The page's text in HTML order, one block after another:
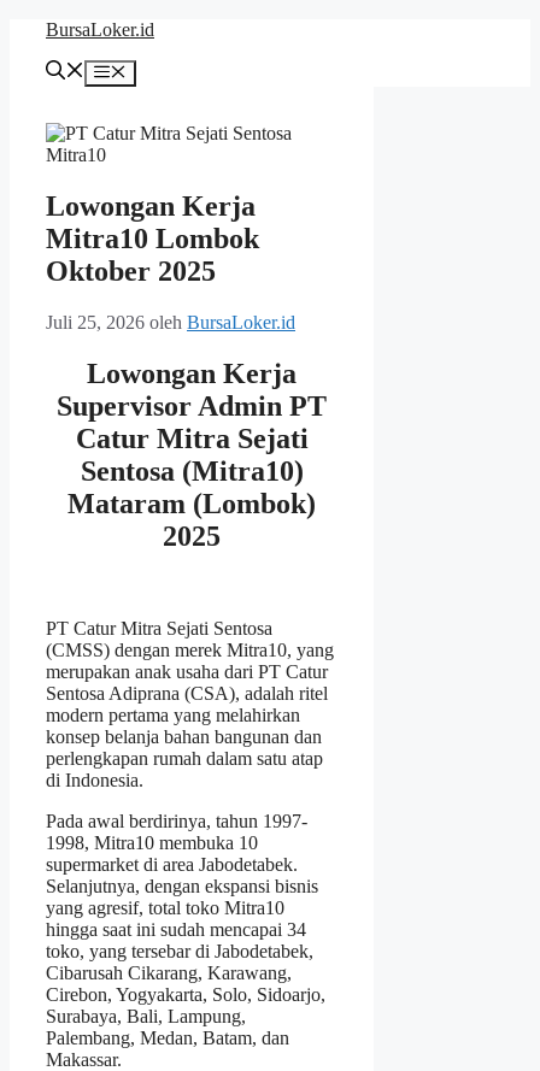
Langsung
BursaLoker.id
Menu
Lowongan Kerja
Mitra10 Lombok
Oktober 2025
Juli 25, 2026 oleh BursaLoker.id
Lowongan Kerja
Supervisor Admin PT
Catur Mitra Sejati
Sentosa (Mitra10)
Mataram (Lombok)
2025
PT Catur Mitra Sejati Sentosa
(CMSS) dengan merek Mitra10, yang
merupakan anak usaha dari PT Catur
Sentosa Adiprana (CSA), adalah ritel
modern pertama yang melahirkan
konsep belanja bahan bangunan dan
perlengkapan rumah dalam satu atap
di Indonesia.
Pada awal berdirinya, tahun 1997-
1998, Mitra10 membuka 10
supermarket di area Jabodetabek.
Selanjutnya, dengan ekspansi bisnis
yang agresif, total toko Mitra10
hingga saat ini sudah mencapai 34
toko, yang tersebar di Jabodetabek,
Cibarusah Cikarang, Karawang,
Cirebon, Yogyakarta, Solo, Sidoarjo,
Surabaya, Bali, Lampung,
Palembang, Medan, Batam, dan
Makassar.